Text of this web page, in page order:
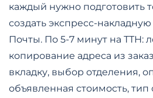
каждый нужно подготовить
создать экспресс-
Почты. По 5-7 минут на ТТН:
копирование адреса из
вкладку, выбор отделения,
объявленная стоимость, тип